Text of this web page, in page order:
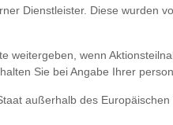
Dienstleister. Diese
weitergeben, wenn
Sie bei Angabe Ihrer
außerhalb des